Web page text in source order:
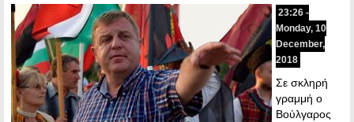
23:26 -
Monday, 10
December,
2018
Σε σκληρή
γραμμή ο
Βούλγαρος